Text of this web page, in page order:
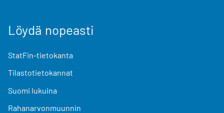
Löydä nopeasti
StatFin-tietokanta
Tilastotietokannat
Suomi lukuina
Rahanarvonmuunnin